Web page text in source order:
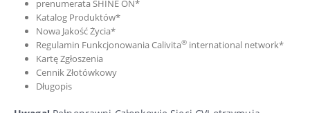
prenumerata SHINE ON*
Katalog Produktów*
Nowa Jakość Życia*
Regulamin Funkcjonowania Calivita® international network*
Kartę Zgłoszenia
Cennik Złotówkowy
Długopis